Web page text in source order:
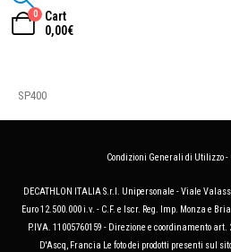
0
Cart
0,00€
SP400
Condizioni Generali di Utilizzo-
DECATHLON ITALIA S.r.l. Unipersonale - Viale
Euro 12.500.000 i.v. - C.F. e Iscr. Reg. Imp. Monza e
P.IVA. 11005760159 - Direzione e coordinamento art.
D'Ascq, Francia Le foto dei prodotti presenti sul